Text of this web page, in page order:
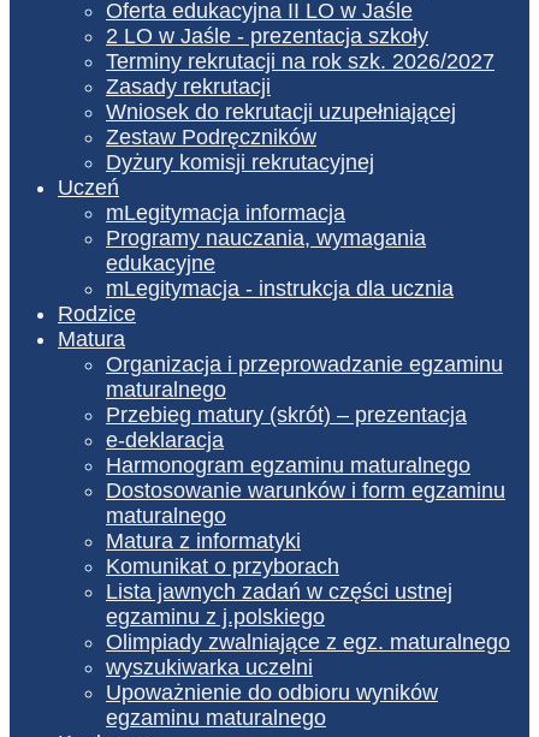
Oferta edukacyjna II LO w Jaśle
2 LO w Jaśle - prezentacja szkoły
Terminy rekrutacji na rok szk. 2026/2027
Zasady rekrutacji
Wniosek do rekrutacji uzupełniającej
Zestaw Podręczników
Dyżury komisji rekrutacyjnej
Uczeń
mLegitymacja informacja
Programy nauczania, wymagania
edukacyjne
mLegitymacja - instrukcja dla ucznia
Rodzice
Matura
Organizacja i przeprowadzanie egzaminu
maturalnego
Przebieg matury (skrót) – prezentacja
e-deklaracja
Harmonogram egzaminu maturalnego
Dostosowanie warunków i form egzaminu
maturalnego
Matura z informatyki
Komunikat o przyborach
Lista jawnych zadań w części ustnej
egzaminu z j.polskiego
Olimpiady zwalniające z egz. maturalnego
wyszukiwarka uczelni
Upoważnienie do odbioru wyników
egzaminu maturalnego